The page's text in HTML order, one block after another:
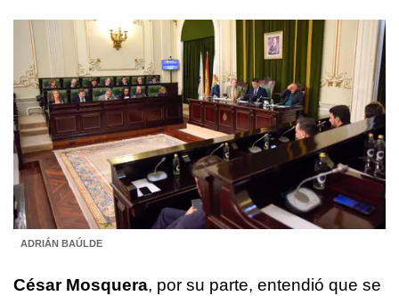
ADRIÁN BAÚLDE
César Mosquera, por su parte, entendió que se